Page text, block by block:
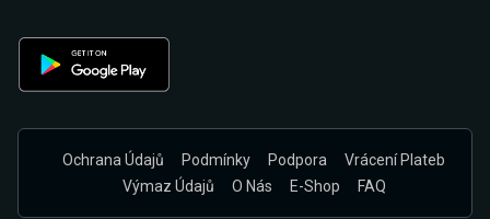
Ochrana Údajů Podmínky Podpora
Vrácení Plateb
Výmaz Údajů
O Nás E-Shop FAQ